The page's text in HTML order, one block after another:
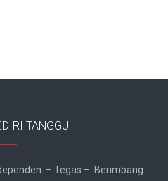
TANGGUH
– Tegas – Berimbang